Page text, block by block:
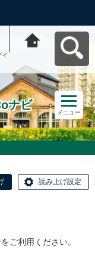
ナビへ戻る
ナビ
メニュー
読み上げ設定
ご利用ください。